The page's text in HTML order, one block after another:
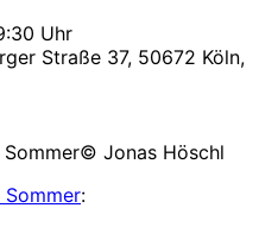
Uhr
Straße 37, 50672 Köln,
© Jonas Höschl
Sommer: